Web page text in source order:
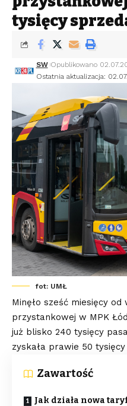
tysięcy
Ostatnia aktualizacja:
SW Opublikowano
fot: UMŁ
Minęło sześć miesięcy
przystankowej w MPK
już blisko 240 tysięcy
zyskała prawie 50
Zawartość
Jak działa nowa